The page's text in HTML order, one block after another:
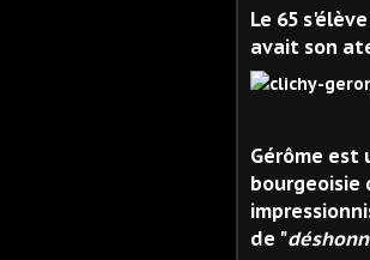
Le 65
avait son
Gérôme
Gérôme est
bourgeoisie
de "